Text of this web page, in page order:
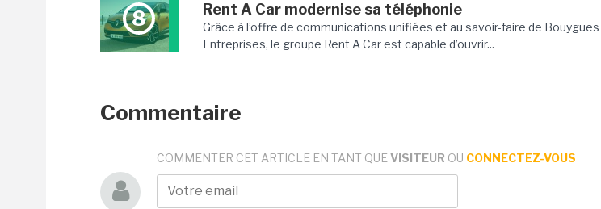
8 Rent A Car modernise sa téléphonie
Grâce à l’offre de communications unifiées et au savoir-faire de
Entreprises, le groupe Rent A Car est capable d’ouvrir...
Commentaire
COMMENTER CET ARTICLE EN TANT QUE VISITEUR OU CONNECTEZ-VOUS